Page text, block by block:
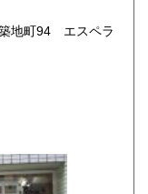
地町94 エスペラ